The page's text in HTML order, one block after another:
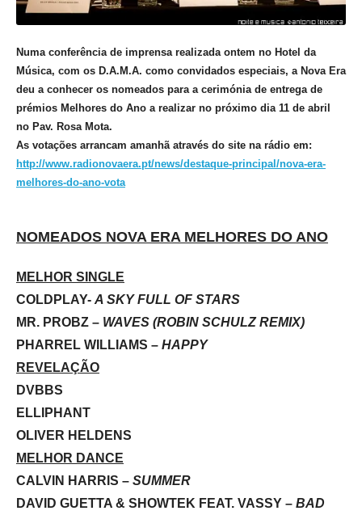
Numa conferência de imprensa realizada ontem no Hotel da
Música, com os D.A.M.A. como convidados especiais, a Nova Era
deu a conhecer os nomeados para a cerimónia de entrega de
prémios Melhores do Ano a realizar no próximo dia 11 de abril
no Pav. Rosa Mota.
As votações arrancam amanhã através do site na rádio em:
http://www.radionovaera.pt/news/destaque-principal/nova-era-
melhores-do-ano-vota
NOMEADOS NOVA ERA MELHORES DO ANO
MELHOR SINGLE
COLDPLAY- A SKY FULL OF STARS
MR. PROBZ – WAVES (ROBIN SCHULZ REMIX)
PHARREL WILLIAMS – HAPPY
REVELAÇÃO
DVBBS
ELLIPHANT
OLIVER HELDENS
MELHOR DANCE
CALVIN HARRIS – SUMMER
DAVID GUETTA & SHOWTEK FEAT. VASSY – BAD